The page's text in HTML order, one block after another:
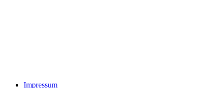
Impressum